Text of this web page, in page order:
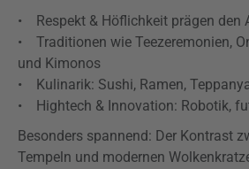
• Respekt & Höflichkeit prägen den
• Traditionen wie Teezeremonien,
und Kimonos
• Kulinarik: Sushi, Ramen,
• Hightech & Innovation: Robotik,
Besonders spannend: Der Kontrast
Tempeln und modernen